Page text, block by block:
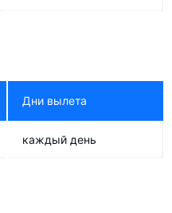
Дни вылета
каждый день